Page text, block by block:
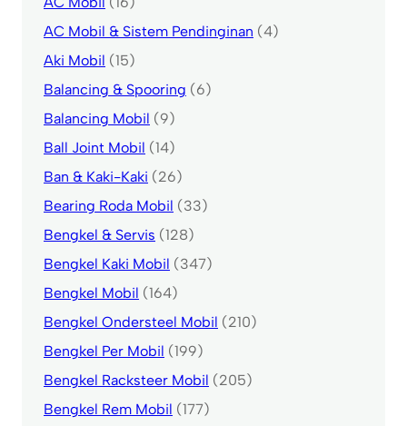
AC Mobil & Sistem Pendinginan (4)
Aki Mobil (15)
Balancing & Spooring (6)
Balancing Mobil (9)
Ball Joint Mobil (14)
Ban & Kaki-Kaki (26)
Bearing Roda Mobil (33)
Bengkel & Servis (128)
Bengkel Kaki Mobil (347)
Bengkel Mobil (164)
Bengkel Ondersteel Mobil (210)
Bengkel Per Mobil (199)
Bengkel Racksteer Mobil (205)
Bengkel Rem Mobil (177)